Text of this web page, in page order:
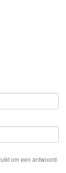
om een antwoord